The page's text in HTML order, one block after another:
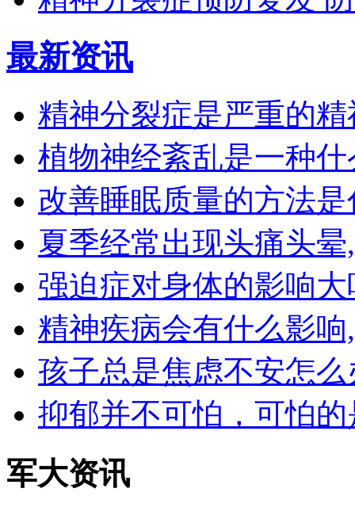
最新资讯
精神分裂症是严重的
植物神经紊乱是一种
改善睡眠质量的方法
夏季经常出现头痛头
强迫症对身体的影响
精神疾病会有什么影
孩子总是焦虑不安怎
抑郁并不可怕，可怕
军大资讯